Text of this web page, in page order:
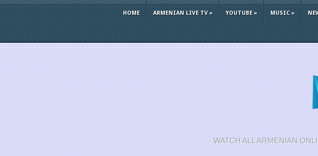
HOME ARMENIAN LIVE TV» YOUTUBE» MUSIC»
WATCH ALL ARMENIAN